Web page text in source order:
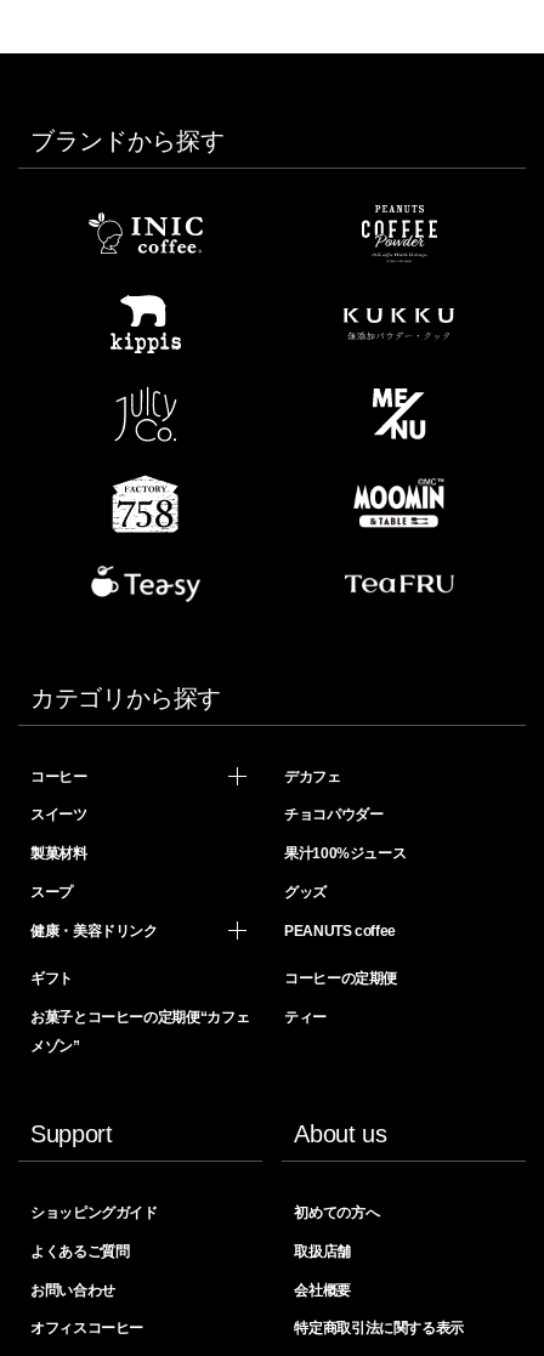
ブランドから探す
カテゴリから探す
コーヒー デカフェ
スイーツ チョコパウダー
製菓材料 果汁100%ジュース
スープ グッズ
健康・美容ドリンク PEANUTS coffee
ギフト コーヒーの定期便
お菓子とコーヒーの定期便“カフェ
メゾン”
ティー
Support
ショッピングガイド
よくあるご質問
お問い合わせ
オフィスコーヒー
About us
初めての方へ
取扱店舗
会社概要
特定商取引法に関する表示